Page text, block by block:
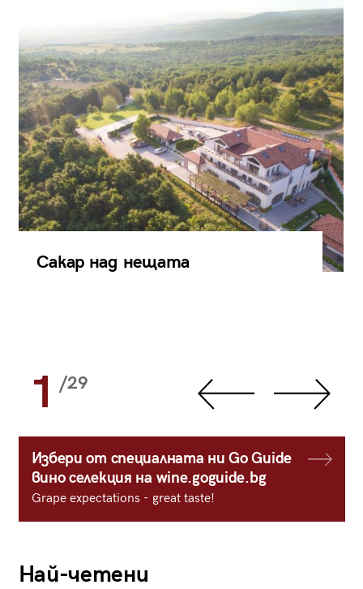
Сакар над нещата
1 /29
Избери от специалната ни Go Guide
вино селекция на wine.goguide.bg
Grape expectations - great taste!
Най-четени